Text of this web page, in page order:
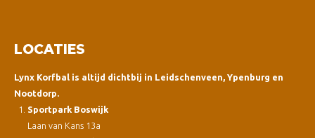
LOCATIES
Lynx Korfbal is altijd dichtbij in Leidschenveen, Ypenburg en
Nootdorp.
Sportpark Boswijk
Laan van Kans 13a